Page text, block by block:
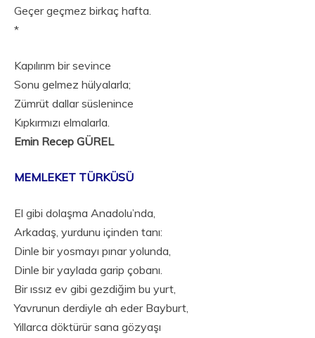
Geçer geçmez birkaç hafta.
*
Kapılırım bir sevince
Sonu gelmez hülyalarla;
Zümrüt dallar süslenince
Kıpkırmızı elmalarla.
Emin Recep GÜREL
MEMLEKET TÜRKÜSÜ
El gibi dolaşma Anadolu’nda,
Arkadaş, yurdunu içinden tanı:
Dinle bir yosmayı pınar yolunda,
Dinle bir yaylada garip çobanı.
Bir ıssız ev gibi gezdiğim bu yurt,
Yavrunun derdiyle ah eder Bayburt,
Yıllarca döktürür sana gözyaşı